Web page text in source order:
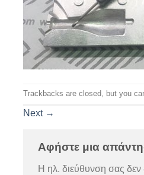
Trackbacks are closed, but you
Next →
Αφήστε μια
Η ηλ. διεύθυνση σας δεν